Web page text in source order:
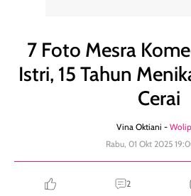
7 Foto Mesra
Istri, 15 Tahun
Cerai
Vina Oktiani -
Rabu, 01 Okt 2025
2